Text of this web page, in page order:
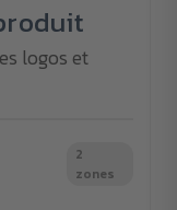
logos et
2
zones